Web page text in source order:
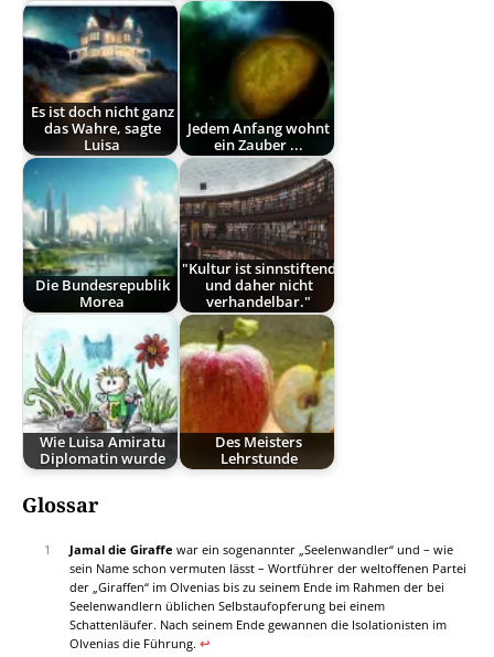
Es ist doch nicht ganz
das Wahre, sagte
Luisa
Jedem Anfang wohnt
ein Zauber ...
Die Bundesrepublik
Morea
"Kultur ist sinnstiftend
und daher nicht
verhandelbar."
Wie Luisa Amiratu
Diplomatin wurde
Des Meisters
Lehrstunde
Glossar
1 Jamal die Giraffe war ein sogenannter „Seelenwandler“ und – wie
sein Name schon vermuten lässt – Wortführer der weltoffenen Partei
der „Giraffen“ im Olvenias bis zu seinem Ende im Rahmen der bei
Seelenwandlern üblichen Selbstaufopferung bei einem
Schattenläufer. Nach seinem Ende gewannen die Isolationisten im
Olvenias die Führung. ↩︎